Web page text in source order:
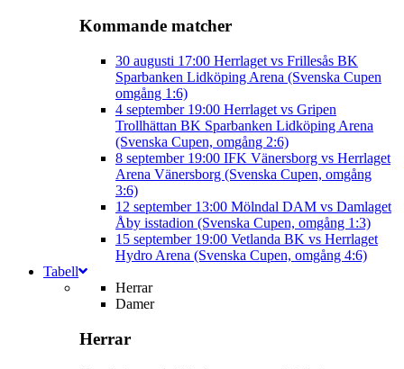
Kommande matcher
30 augusti 17:00 Herrlaget vs Frillesås BK
Sparbanken Lidköping Arena (Svenska Cupen
omgång 1:6)
4 september 19:00 Herrlaget vs Gripen
Trollhättan BK Sparbanken Lidköping Arena
(Svenska Cupen, omgång 2:6)
8 september 19:00 IFK Vänersborg vs Herrlaget
Arena Vänersborg (Svenska Cupen, omgång
3:6)
12 september 13:00 Mölndal DAM vs Damlaget
Åby isstadion (Svenska Cupen, omgång 1:3)
15 september 19:00 Vetlanda BK vs Herrlaget
Hydro Arena (Svenska Cupen, omgång 4:6)
Tabell
Herrar
Damer
Herrar